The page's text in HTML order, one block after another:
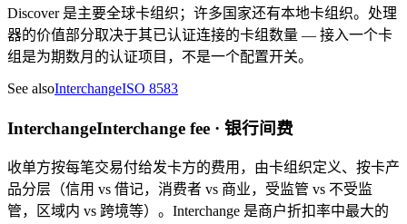
Discover 是主要全球卡组织；许多国家还有本地卡组织。处理
器的价值部分取决于其已认证连接的卡组数量 — 接入一个卡
组是为期数月的认证项目，不是一个配置开关。
See alsoInterchangeISO 8583
InterchangeInterchange fee · 银行间费
收单方按每笔交易付给发卡方的费用，由卡组织定义、按卡产
品分层（信用 vs 借记，消费者 vs 商业，受监管 vs 不受监
管，区域内 vs 跨境等）。Interchange 是商户折扣率中最大的